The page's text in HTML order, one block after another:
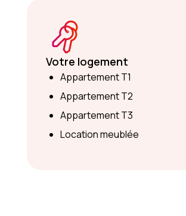
Votre logement
Appartement T1
Appartement T2
Appartement T3
Location meublée